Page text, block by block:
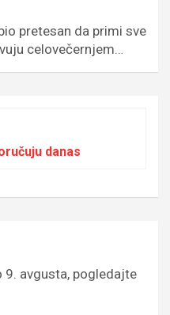
pretesan da primi sve
celovečernjem…
danas
9. avgusta, pogledajte